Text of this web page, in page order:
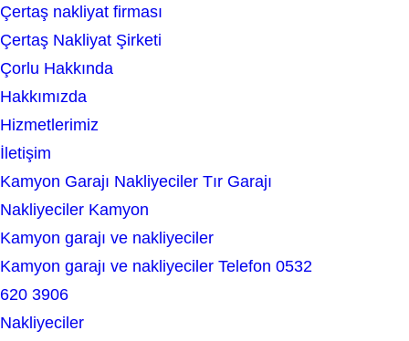
a
r
c
h
Çertaş nakliyat firması
Çertaş Nakliyat Şirketi
Çorlu Hakkında
Hakkımızda
Hizmetlerimiz
İletişim
Kamyon Garajı Nakliyeciler Tır Garajı
Nakliyeciler Kamyon
Kamyon garajı ve nakliyeciler
Kamyon garajı ve nakliyeciler Telefon 0532
620 3906
Nakliyeciler